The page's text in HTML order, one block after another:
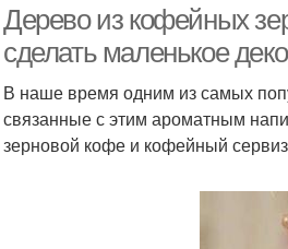
Дерево из кофейных
сделать маленькое
В наше время одним из самых
связанные с этим ароматным
зерновой кофе и кофейный